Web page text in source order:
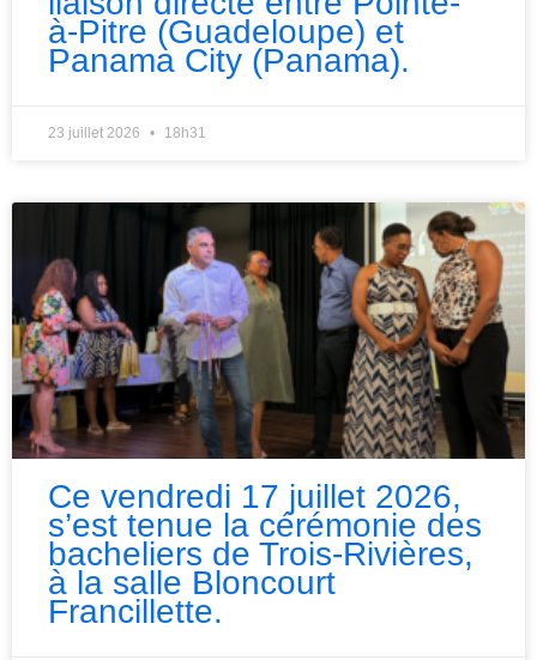
à-Pitre (Guadeloupe) et
Panama City (Panama).
23 juillet 2026 18h31
Ce vendredi 17 juillet 2026,
s’est tenue la cérémonie des
bacheliers de Trois-Rivières,
à la salle Bloncourt
Francillette.